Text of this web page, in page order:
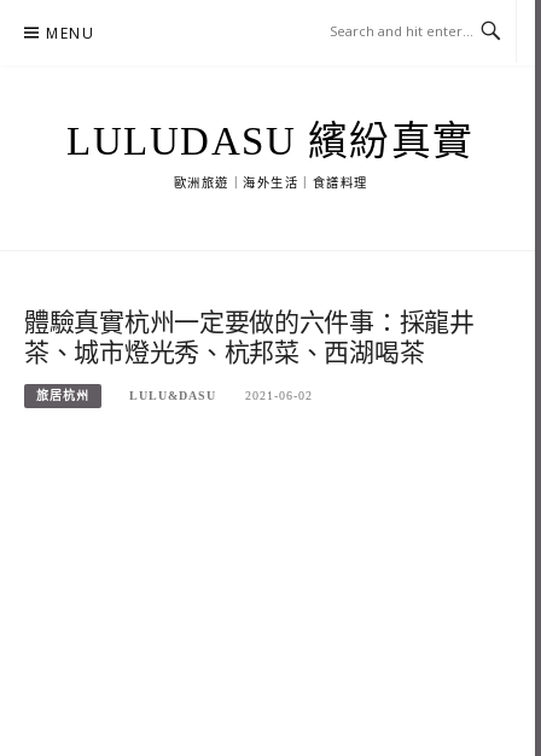
MENU
LULUDASU 繽紛真實
歐洲旅遊｜海外生活｜食譜料理
體驗真實杭州一定要做的六件事：採龍井
茶、城市燈光秀、杭邦菜、西湖喝茶
旅居杭州 LULU&DASU 2021-06-02